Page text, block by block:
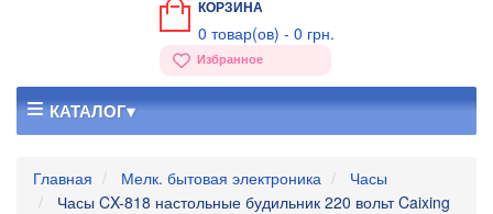
КОРЗИНА
0 товар(ов) - 0 грн.
Избранное
КАТАЛОГ▾
Главная Мелк. бытовая электроника
Часы
Часы CX-818 настольные будильник 220 вольт Caixing